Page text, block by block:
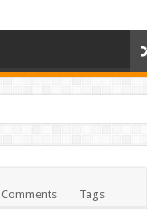
Comments Tags